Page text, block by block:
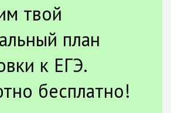
твой
план
к ЕГЭ.
бесплатно!